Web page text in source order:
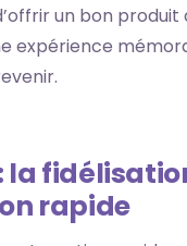
un bon produit
expérience
la
rapide